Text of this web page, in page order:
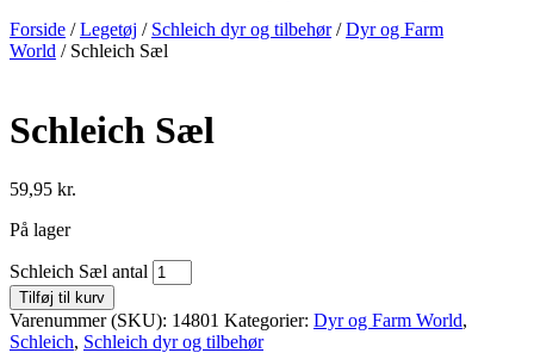
Forside /Legetøj / Schleich dyr og tilbehør/Dyr og Farm
World / Schleich Sæl
Schleich Sæl
59,95 kr.
På lager
Schleich Sæl antal
Tilføj til kurv
Varenummer (SKU): 14801 Kategorier: Dyr og Farm World,
Schleich, Schleich dyr og tilbehør